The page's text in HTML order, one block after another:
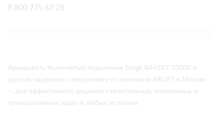
8 800 775 63 28
Арендовать Коленчатый подъемник Dingli BA41RT 33000 и
другую надежную спецтехнику от компании ARLIFT в Москве
— для эффективного решения строительных, монтажных и
промышленных задач в любых условиях.